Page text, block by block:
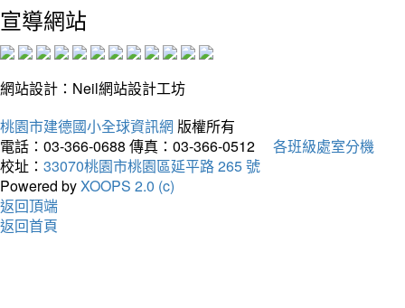
宣導網站
網站設計：Neil網站設計工坊
桃園市建德國小全球資訊網 版權所有
電話：03-366-0688 傳真：03-366-0512
各班級處室分機
校址： 33070桃園市桃園區延平路 265 號
Powered byXOOPS 2.0 (c)
返回頂端
返回首頁